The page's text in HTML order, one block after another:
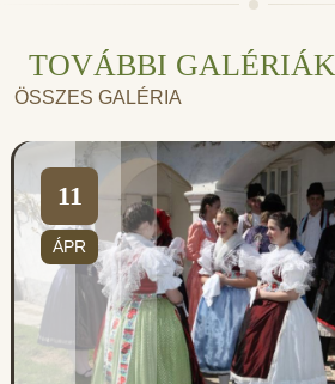
TOVÁBBI GALÉRIÁK
ÖSSZES GALÉRIA
11
ÁPR